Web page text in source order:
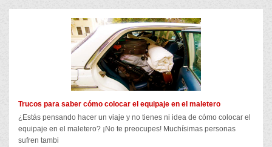
Trucos para saber cómo colocar el equipaje en el maletero
¿Estás pensando hacer un viaje y no tienes ni idea de cómo colocar el
equipaje en el maletero? ¡No te preocupes! Muchísimas personas
sufren tambi